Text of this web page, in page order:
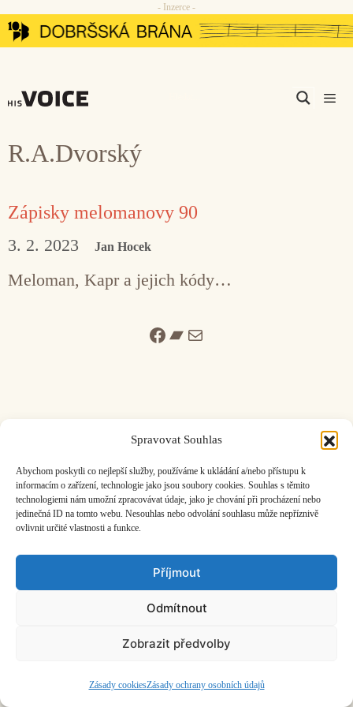
Spravovat Souhlas
Abychom poskytli co nejlepší služby, používáme k ukládání a/nebo přístupu k
informacím o zařízení, technologie jako jsou soubory cookies. Souhlas s těmito
technologiemi nám umožní zpracovávat údaje, jako je chování při procházení nebo
jedinečná ID na tomto webu. Nesouhlas nebo odvolání souhlasu může nepříznivě
ovlivnit určité vlastnosti a funkce.
Příjmout
Odmítnout
Zobrazit předvolby
Zásady cookiesZásady ochrany osobních údajů
Přeskočit
na
- Inzerce -
R.A.Dvorský
Zápisky melomanovy 90
3. 2. 2023 Jan Hocek
Meloman, Kapr a jejich kódy…
Facebook
Bandcamp
Mail
ČASOPIS O JINÉ HUDBĚ | vydáváHudební informační středisko
|
©2026 HISvoice – design a adminAtelier Dokument